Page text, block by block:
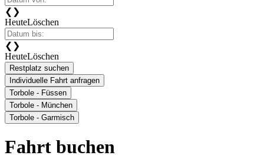
❮ ❯
HeuteLöschen
❮ ❯
HeuteLöschen
Restplatz suchen
Individuelle Fahrt anfragen
Torbole - Füssen
Torbole - München
Torbole - Garmisch
Fahrt buchen